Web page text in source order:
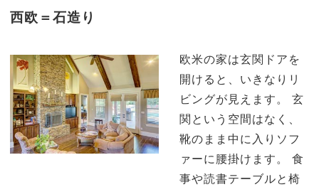
西欧＝石造り
欧米の家は玄関ドアを
開けると、いきなりリ
ビングが見えます。 玄
関という空間はなく、
靴のまま中に入りソフ
ァーに腰掛けます。 食
事や読書テーブルと椅